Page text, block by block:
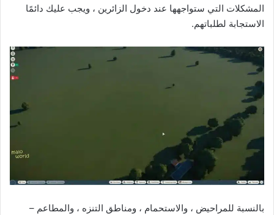
المشكلات التي ستواجهها عند دخول الزائرين ، ويجب عليك دائمًا
الاستجابة لطلباتهم.
بالنسبة للمراحيض ، والاستحمام ، ومناطق التنزه ، والمطاعم –